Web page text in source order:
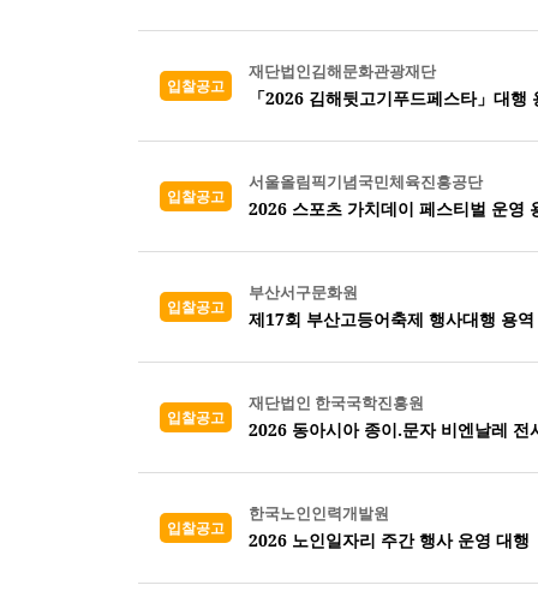
입찰공고
재단법인김해문화관광재단
「2026 김해뒷고기푸드페스타」대행
입찰공고
서울올림픽기념국민체육진흥공단
2026 스포츠 가치데이 페스티벌 운영
입찰공고
부산서구문화원
제17회 부산고등어축제 행사대행 용
입찰공고
재단법인 한국국학진흥원
2026 동아시아 종이.문자 비엔날레 전
입찰공고
한국노인인력개발원
2026 노인일자리 주간 행사 운영 대행